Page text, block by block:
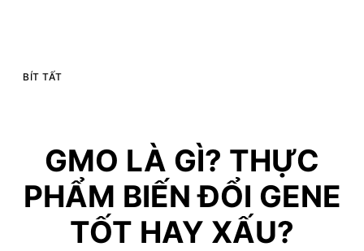
BÍT TẤT
GMO LÀ GÌ? THỰC
PHẨM BIẾN ĐỔI GENE
TỐT HAY XẤU?